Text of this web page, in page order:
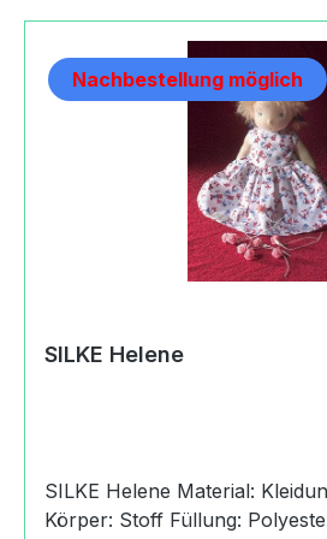
Polyesterfasern und Glasgranulat. Die
sind sich vom Typ her ähnlich
etwas Eigenes. Besonders
Natürlichkeit. Einen
Gesichtsausdruck kann ein
interpretieren. Mit ihrer
Ausstrahlung wird die SILKE
liebenswerte Spielgefährtin. Der Artikel betrifft
die Puppe SILKE Karla mit
Bekleidung ist auch als eigener
Nachbestellung möglich
SILKE Helene
SILKE Helene Material: Kleidung: Baumwolle
Körper: Stoff Füllung: Polyesterfasern und